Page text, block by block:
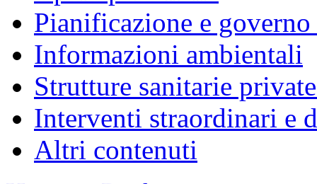
Pianificazione e
Informazioni ambientali
Strutture sanitarie
Interventi straordinari e
Altri contenuti